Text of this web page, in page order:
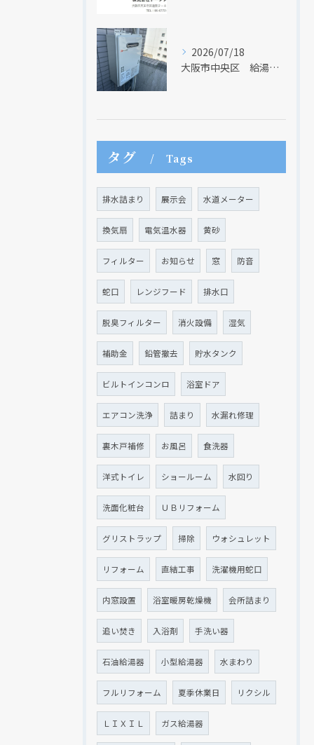
2026/07/18
大阪市中央区 給湯器のリモコンが無くても、リモコンを設置する方法はあります
タグ Tags
排水詰まり 展示会 水道メーター
換気扇 電気温水器 黄砂
フィルター お知らせ 窓 防音
蛇口 レンジフード 排水口
脱臭フィルター 消火設備 湿気
補助金 鉛管撤去 貯水タンク
ビルトインコンロ 浴室ドア
エアコン洗浄 詰まり 水漏れ修理
裏木戸補修 お風呂 食洗器
洋式トイレ ショールーム 水回り
洗面化粧台 ＵＢリフォーム
グリストラップ 掃除 ウォシュレット
リフォーム 直結工事 洗濯機用蛇口
内窓設置 浴室暖房乾燥機 会所詰まり
追い焚き 入浴剤 手洗い器
石油給湯器 小型給湯器 水まわり
フルリフォーム 夏季休業日 リクシル
ＬＩＸＩＬ ガス給湯器
クリックでチラシのページにジャンプします
クリックでチラシのページにジャンプします